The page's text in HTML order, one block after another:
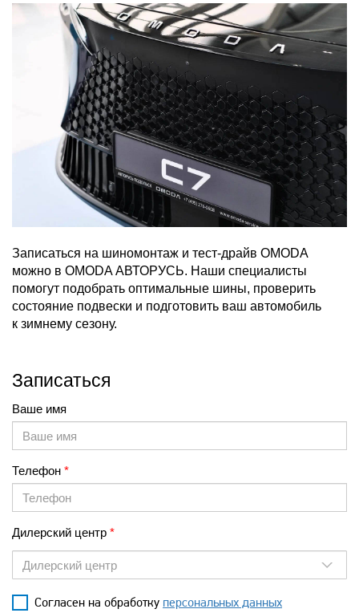
Записаться на шиномонтаж и тест-драйв OMODA
можно в OMODA АВТОРУСЬ. Наши специалисты
помогут подобрать оптимальные шины, проверить
состояние подвески и подготовить ваш автомобиль
к зимнему сезону.
Записаться
Ваше имя
Телефон
Дилерский центр
Дилерский центр
Согласен на обработку персональных данных